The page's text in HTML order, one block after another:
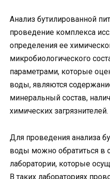
Анализ бутилированной
проведение комплекса
определения ее
микробиологического
параметрами, которые
воды, являются
минеральный состав,
химических загрязнителей.
Для проведения анализа
воды можно обратиться в
лаборатории, которые
В таких лабораториях